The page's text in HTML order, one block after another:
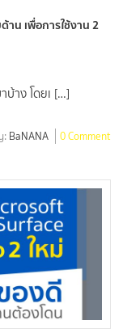
าน เพื่อการใช้งาน 2
บ้าง โดยเ […]
BaNANA 0 Comment